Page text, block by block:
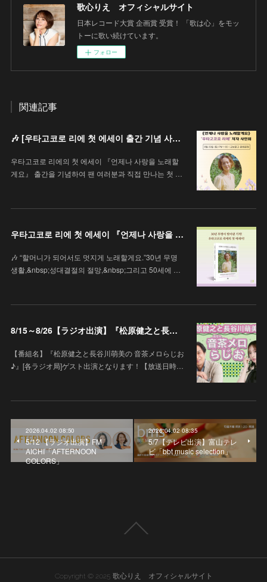
歌心りえ オフィシャルサイト
日本レコード大賞 企画賞 受賞！ 「歌は心」をモッ
トーに歌い続けています。
フォロー
関連記事
🎶 [우타고코로 리에 첫 에세이 출간 기념 사인회 안내 / 歌心りえ 初エッセイ出版記念サイン会のお知らせ]
우타고코로 리에의 첫 에세이 『언제나 사랑을 노래할
게요』 출간을 기념하여 팬 여러분과 직접 만나는 첫 …
우타고코로 리에 첫 에세이 『언제나 사랑을 노래할게요』
🎶 “할머니가 되어서도 멋지게 노래할게요.”30년 무명
생활,&nbsp;성대결절의 절망,&nbsp;그리고 50세에 …
8/15～8/26【ラジオ出演】『松原健之と長谷川萌美の 音茶メロらじお♪』
【番組名】『松原健之と長谷川萌美の 音茶メロらじお
♪』[各ラジオ局]ゲスト出演となります！【放送日時…
2026.04.02 08:50
5/12 【ラジオ出演】FM
AICHI「AFTERNOON
COLORS」
2026.04.02 08:35
5/7【テレビ出演】富山テレ
ビ「bbt music selection」
Copyright © 2025 歌心りえ オフィシャルサイト